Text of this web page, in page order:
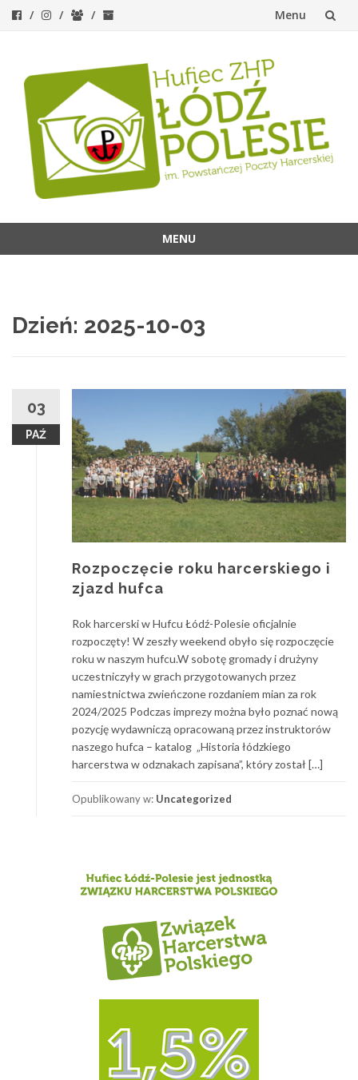
Menu
treści
MENU
Dzień: 2025-10-03
03
PAŹ
Rozpoczęcie roku harcerskiego i
zjazd hufca
Rok harcerski w Hufcu Łódź-Polesie oficjalnie
rozpoczęty! W zeszły weekend obyło się rozpoczęcie
roku w naszym hufcu.W sobotę gromady i drużyny
uczestniczyły w grach przygotowanych przez
namiestnictwa zwieńczone rozdaniem mian za rok
2024/2025 Podczas imprezy można było poznać nową
pozycję wydawniczą opracowaną przez instruktorów
naszego hufca – katalog „Historia łódzkiego
harcerstwa w odznakach zapisana”, który został […]
Opublikowany w: Uncategorized